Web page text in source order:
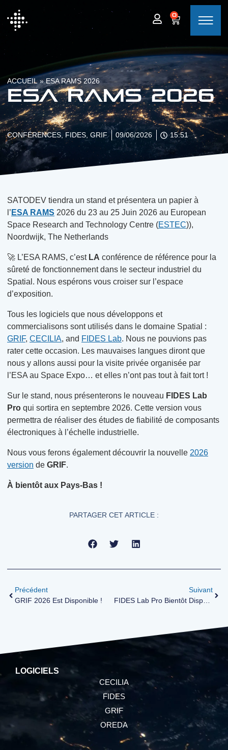
0
ACCUEIL»ESA RAMS 2026
ESA RAMS 2026
CONFÉRENCES, FIDES, GRIF 09/06/2026 15:51
SATODEV tiendra un stand et présentera un papier à
l’ ESA RAMS 2026 du 23 au 25 Juin 2026 au European
Space Research and Technology Centre (ESTEC)),
Noordwijk, The Netherlands
🚀 L’ESA RAMS, c’est LA conférence de référence pour la
sûreté de fonctionnement dans le secteur industriel du
Spatial. Nous espérons vous croiser sur l’espace
d’exposition.
Tous les logiciels que nous développons et
commercialisons sont utilisés dans le domaine Spatial :
GRIF, CECILIA, and FIDES Lab. Nous ne pouvions pas
rater cette occasion. Les mauvaises langues diront que
nous y allons aussi pour la visite privée organisée par
l’ESA au Space Expo… et elles n’ont pas tout à fait tort !
Sur le stand, nous présenterons le nouveau FIDES Lab
Pro qui sortira en septembre 2026. Cette version vous
permettra de réaliser des études de fiabilité de composants
électroniques à l’échelle industrielle.
Nous vous ferons également découvrir la nouvelle 2026
version de GRIF.
À bientôt aux Pays-Bas !
PARTAGER CET ARTICLE :
Précédent
GRIF 2026 Est Disponible !
Suivant
FIDES Lab Pro Bientôt Disponible
LOGICIELS
CECILIA
FIDES
GRIF
OREDA